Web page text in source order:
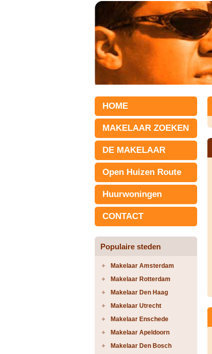
HOME
MAKELAAR ZOEKEN
DE MAKELAAR
Open Huizen Route
Huurwoningen
CONTACT
Populaire steden
Makelaar Amsterdam
Makelaar Rotterdam
Makelaar Den Haag
Makelaar Utrecht
Makelaar Enschede
Makelaar Apeldoorn
Makelaar Den Bosch